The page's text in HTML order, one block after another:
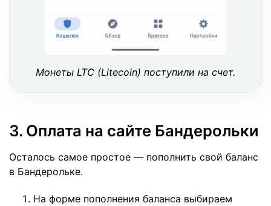
Монеты LTC (Litecoin) поступили на счет.
3. Оплата на сайте Бандерольки
Осталось самое простое — пополнить свой баланс
в Бандерольке.
На форме пополнения баланса выбираем